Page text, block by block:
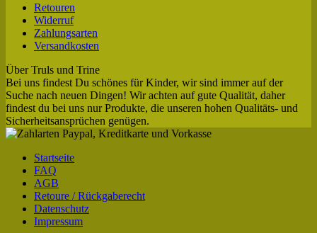
Retouren
Widerruf
Zahlungsarten
Versandkosten
Über Truls und Trine
Bei uns findest Du schönes für Kinder, wir sind immer auf der
Suche nach neuen Dingen! Wir achten auf gute Qualität, daher
findest du bei uns nur Produkte, die unseren hohen Qualitäts- und
Sicherheitsansprüchen genügen.
Startseite
FAQ
AGB
Retoure / Rückgaberecht
Datenschutz
Impressum